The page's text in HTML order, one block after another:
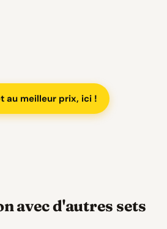
au meilleur prix, ici !
avec d'autres sets